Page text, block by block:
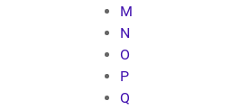
M
N
O
P
Q